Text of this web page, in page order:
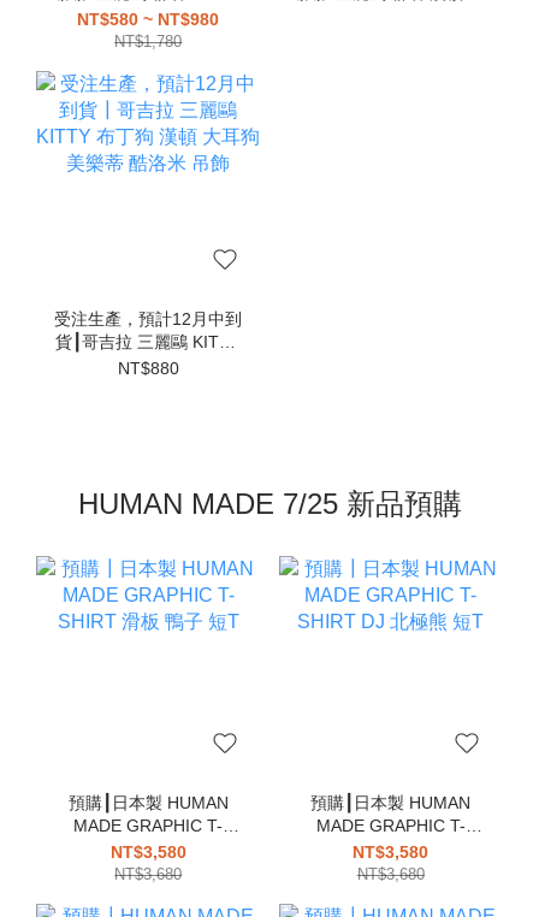
大耳狗 布丁狗 帕恰狗 美
樂蒂 酷洛米 吊飾
NT$580 ~ NT$980
NT$1,780
受注生產，預計12月中到
貨┃哥吉拉 三麗鷗 KITTY
布丁狗 漢頓 大耳狗 美樂
NT$880
HUMAN MADE 7/25 新品預購
預購┃日本製 HUMAN
MADE GRAPHIC T-
SHIRT 滑板 鴨子 短T
NT$3,580
NT$3,680
預購┃日本製 HUMAN
MADE GRAPHIC T-
SHIRT DJ 北極熊 短T
NT$3,580
NT$3,680